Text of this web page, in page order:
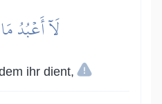
لَآ أَعۡبُدُ
ihr dient,